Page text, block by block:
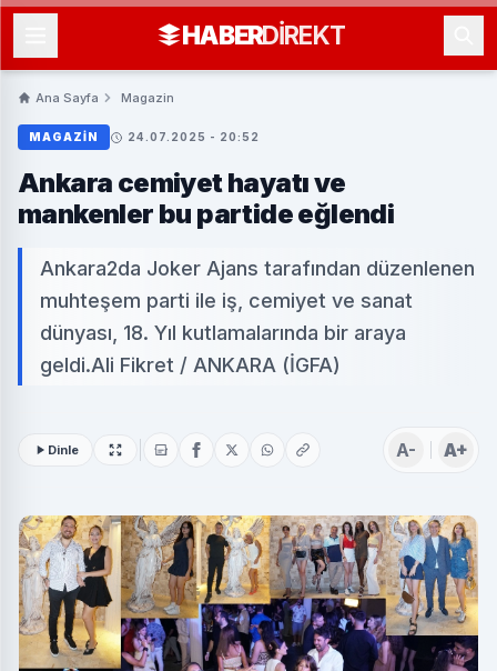
HABERDIREKT
Ana Sayfa Magazin
MAGAZIN 24.07.2025 - 20:52
Ankara cemiyet hayatı ve
mankenler bu partide eğlendi
Ankara2da Joker Ajans tarafından düzenlenen
muhteşem parti ile iş, cemiyet ve sanat
dünyası, 18. Yıl kutlamalarında bir araya
geldi.Ali Fikret / ANKARA (İGFA)
Dinle A- A+